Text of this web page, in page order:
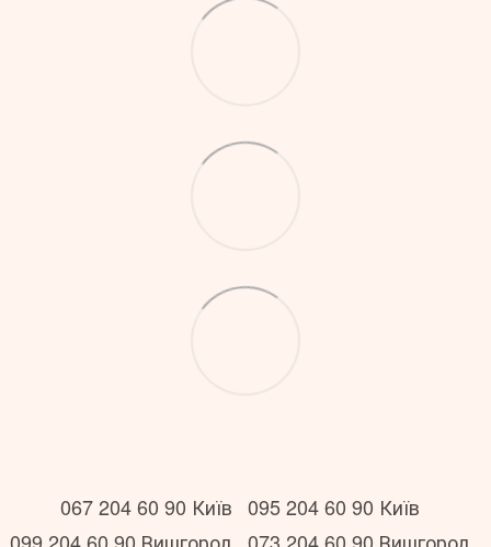
067 204 60 90 Київ 095 204 60 90 Київ
099 204 60 90 Вишгород
073 204 60 90 Вишгород